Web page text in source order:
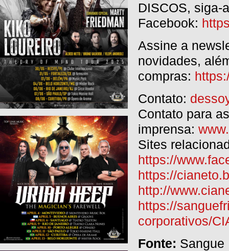
DISCOS, siga-
Facebook:
Assine a
novidades,
compras:
Contato:
Contato para
imprensa:
Sites
https://
https://
http://
https://
corporativos/
Fonte: Sangue